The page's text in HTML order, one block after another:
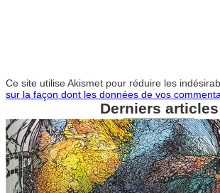
Ce site utilise Akismet pour réduire les
sur la façon dont les données de vos
Derniers articles